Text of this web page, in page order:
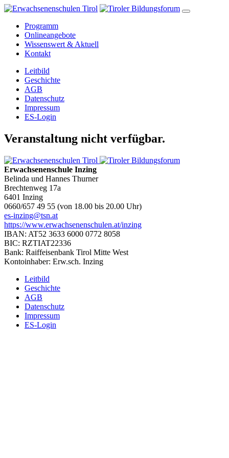
Programm
Onlineangebote
Wissenswert & Aktuell
Kontakt
Leitbild
Geschichte
AGB
Datenschutz
Impressum
ES-Login
Veranstaltung nicht verfügbar.
Erwachsenenschule Inzing
Belinda und Hannes Thurner
Brechtenweg 17a
6401 Inzing
0660/657 49 55 (von 18.00 bis 20.00 Uhr)
es-inzing@tsn.at
https://www.erwachsenenschulen.at/inzing
IBAN: AT52 3633 6000 0772 8058
BIC: RZTIAT22336
Bank: Raiffeisenbank Tirol Mitte West
Kontoinhaber: Erw.sch. Inzing
Leitbild
Geschichte
AGB
Datenschutz
Impressum
ES-Login